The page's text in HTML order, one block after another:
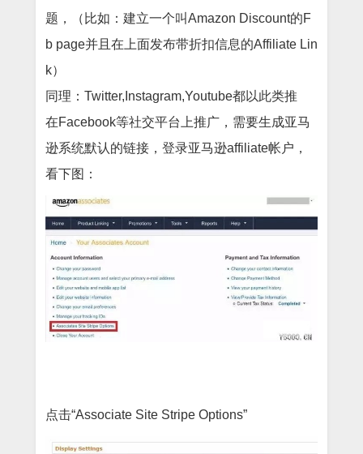
题，（比如：建立一个叫Amazon Discount的F
b page并且在上面发布带折扣信息的Affiliate Lin
k）
同理： Twitter,Instagram,Youtube都以此类推
在Facebook等社交平台上推广，需要生成亚马
逊系统默认的链接，登录亚马逊affiliate帐户，
看下图：
点击“Associate Site Stripe Options”